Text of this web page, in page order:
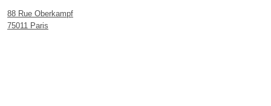
88 Rue Oberkampf
75011 Paris